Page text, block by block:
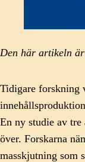
Den här artikeln
Tidigare forskning
En ny studie av
över. Forskarna
masskjutning som